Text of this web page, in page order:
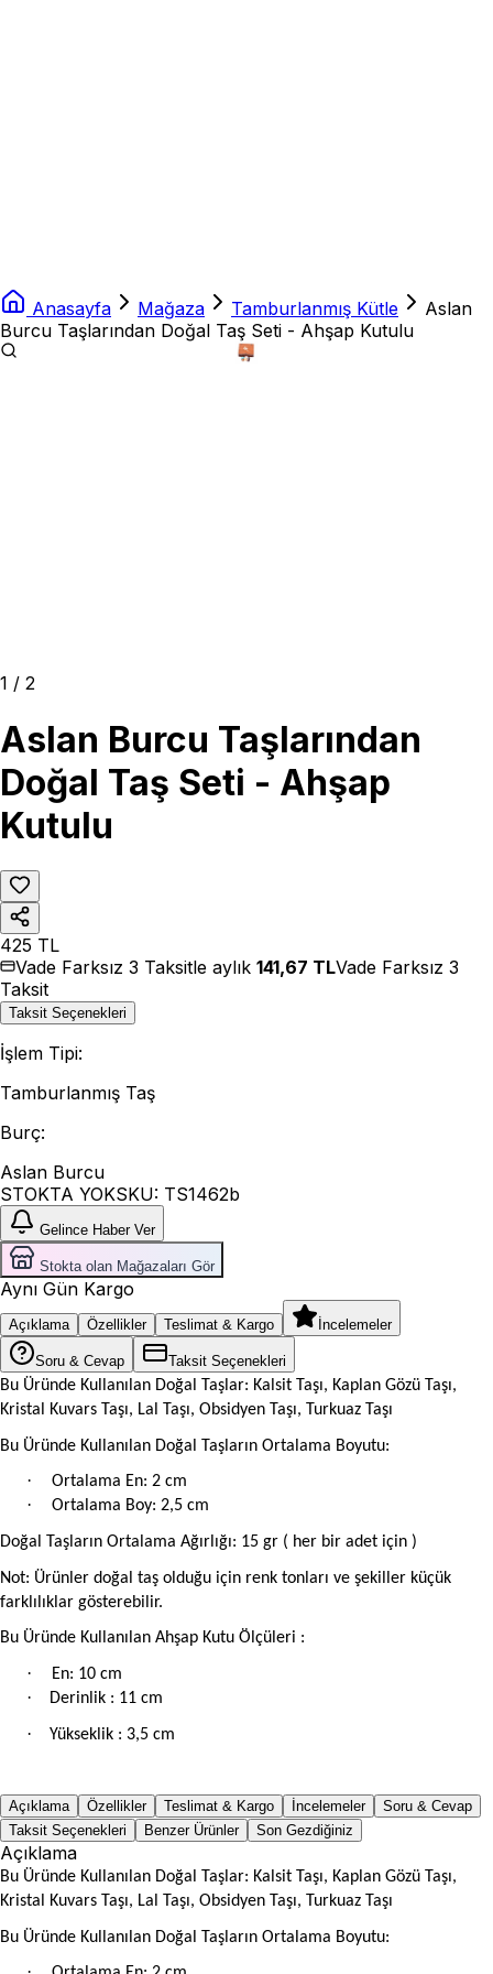
Anasayfa Mağaza Tamburlanmış Kütle
Aslan
Burcu Taşlarından Doğal Taş Seti - Ahşap Kutulu
1 / 2
Aslan Burcu Taşlarından
Doğal Taş Seti - Ahşap
Kutulu
425 TL
Vade Farksız 3 Taksitle aylık 141,67 TLVade Farksız 3
Taksit
Taksit Seçenekleri
İşlem Tipi:
Tamburlanmış Taş
Burç:
Aslan Burcu
STOKTA YOKSKU: TS1462b
Gelince Haber Ver
Stokta olan Mağazaları Gör
Aynı Gün Kargo
Açıklama Özellikler Teslimat & Kargo İncelemeler
Soru & Cevap Taksit Seçenekleri
Bu Üründe Kullanılan Doğal Taşlar: Kalsit Taşı, Kaplan Gözü Taşı,
Kristal Kuvars Taşı, Lal Taşı, Obsidyen Taşı, Turkuaz Taşı
Bu Üründe Kullanılan Doğal Taşların Ortalama Boyutu:
· Ortalama En: 2 cm
· Ortalama Boy: 2,5 cm
Doğal Taşların Ortalama Ağırlığı: 15 gr ( her bir adet için )
Not: Ürünler doğal taş olduğu için renk tonları ve şekiller küçük
farklılıklar gösterebilir.
Bu Üründe Kullanılan Ahşap Kutu Ölçüleri :
· En: 10 cm
· Derinlik : 11 cm
· Yükseklik : 3,5 cm
Açıklama Özellikler Teslimat & Kargo İncelemeler
Soru & Cevap
Taksit Seçenekleri
Benzer Ürünler Son Gezdiğiniz
Açıklama
Bu Üründe Kullanılan Doğal Taşlar: Kalsit Taşı, Kaplan Gözü Taşı,
Kristal Kuvars Taşı, Lal Taşı, Obsidyen Taşı, Turkuaz Taşı
Bu Üründe Kullanılan Doğal Taşların Ortalama Boyutu: